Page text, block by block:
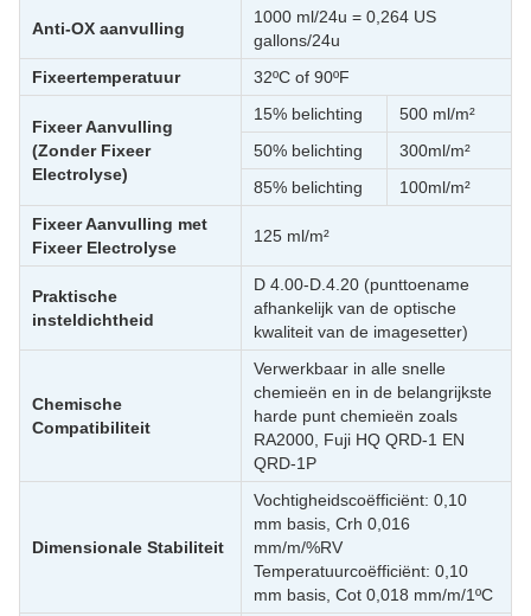
Anti-OX aanvulling
1000 ml/24u = 0,264 US
gallons/24u
Fixeertemperatuur
32ºC of 90ºF
Fixeer Aanvulling
(Zonder Fixeer
Electrolyse)
15% belichting
500 ml/m²
50% belichting
300ml/m²
85% belichting
100ml/m²
Fixeer Aanvulling met
Fixeer Electrolyse
125 ml/m²
Praktische
insteldichtheid
D 4.00-D.4.20 (punttoename
afhankelijk van de optische
kwaliteit van de imagesetter)
Chemische
Compatibiliteit
Verwerkbaar in alle snelle
chemieën en in de belangrijkste
harde punt chemieën zoals
RA2000, Fuji HQ QRD-1 EN
QRD-1P
Dimensionale Stabiliteit
Vochtigheidscoëfficiënt: 0,10
mm basis, Crh 0,016
mm/m/%RV
Temperatuurcoëfficiënt: 0,10
mm basis, Cot 0,018 mm/m/1ºC